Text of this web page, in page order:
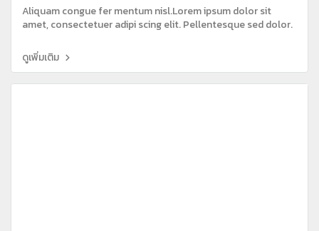
Aliquam congue fer mentum nisl.Lorem ipsum dolor sit
amet, consectetuer adipi scing elit. Pellentesque sed dolor.
ดูเพิ่มเติม